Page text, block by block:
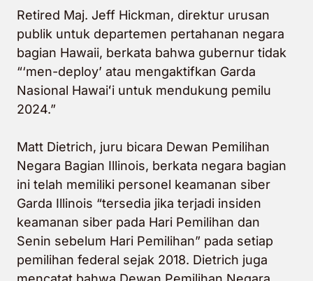
Retired Maj. Jeff Hickman, direktur urusan
publik untuk departemen pertahanan negara
bagian Hawaii, berkata bahwa gubernur tidak
“‘men-deploy’ atau mengaktifkan Garda
Nasional Hawaiʻi untuk mendukung pemilu
2024.”
Matt Dietrich, juru bicara Dewan Pemilihan
Negara Bagian Illinois, berkata negara bagian
ini telah memiliki personel keamanan siber
Garda Illinois “tersedia jika terjadi insiden
keamanan siber pada Hari Pemilihan dan
Senin sebelum Hari Pemilihan” pada setiap
pemilihan federal sejak 2018. Dietrich juga